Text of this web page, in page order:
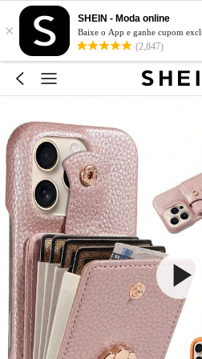
×
SHEIN - Moda online
Baixe o App e ganhe cupom
(2,847)